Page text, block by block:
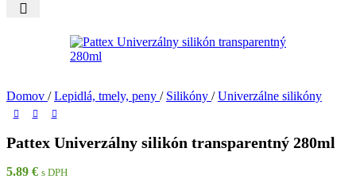
Domov / Lepidlá, tmely, peny / Silikóny / Univerzálne silikóny
Pattex Univerzálny silikón transparentný 280ml
5.89 € s DPH